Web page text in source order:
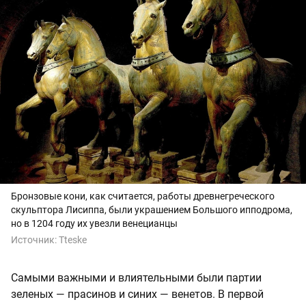
Бронзовые кони, как считается, работы древнегреческого
скульптора Лисиппа, были украшением Большого ипподрома,
но в 1204 году их увезли венецианцы
Источник:Tteske
Самыми важными и влиятельными были партии
зеленых — прасинов и синих — венетов. В первой